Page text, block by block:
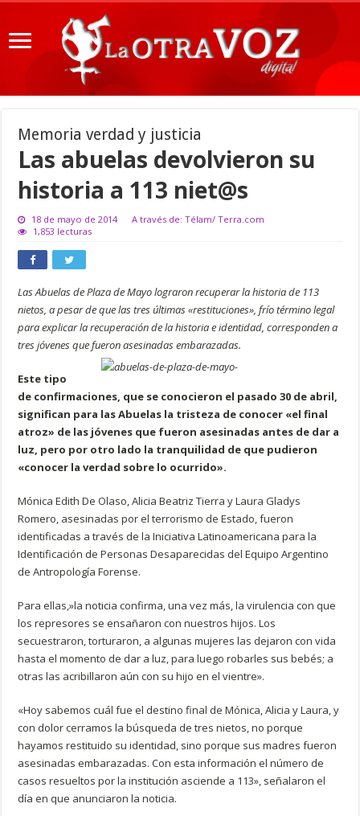
Memoria verdad y justicia
Las abuelas devolvieron su
historia a 113 niet@s
18 de mayo de 2014
A través de: Télam/ Terra.com
1,853 lecturas
Las Abuelas de Plaza de Mayo lograron recuperar la historia de 113
nietos, a pesar de que las tres últimas «restituciones», frío término legal
para explicar la recuperación de la historia e identidad, corresponden a
tres jóvenes que fueron asesinadas embarazadas.
Este tipo
de confirmaciones, que se conocieron el pasado 30 de abril,
significan para las Abuelas la tristeza de conocer «el final
atroz» de las jóvenes que fueron asesinadas antes de dar a
luz, pero por otro lado la tranquilidad de que pudieron
«conocer la verdad sobre lo ocurrido».
Mónica Edith De Olaso, Alicia Beatriz Tierra y Laura Gladys
Romero, asesinadas por el terrorismo de Estado, fueron
identificadas a través de la Iniciativa Latinoamericana para la
Identificación de Personas Desaparecidas del Equipo Argentino
de Antropología Forense.
Para ellas,»la noticia confirma, una vez más, la virulencia con que
los represores se ensañaron con nuestros hijos. Los
secuestraron, torturaron, a algunas mujeres las dejaron con vida
hasta el momento de dar a luz, para luego robarles sus bebés; a
otras las acribillaron aún con su hijo en el vientre».
«Hoy sabemos cuál fue el destino final de Mónica, Alicia y Laura, y
con dolor cerramos la búsqueda de tres nietos, no porque
hayamos restituido su identidad, sino porque sus madres fueron
asesinadas embarazadas. Con esta información el número de
casos resueltos por la institución asciende a 113», señalaron el
día en que anunciaron la noticia.